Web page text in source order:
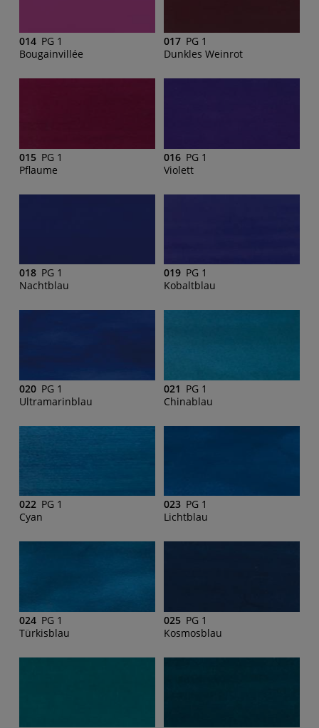
014 PG 1
Bougainvillée
017 PG 1
Dunkles Weinrot
015 PG 1
Pflaume
016 PG 1
Violett
018 PG 1
Nachtblau
019 PG 1
Kobaltblau
020 PG 1
Ultramarinblau
021 PG 1
Chinablau
022 PG 1
Cyan
023 PG 1
Lichtblau
024 PG 1
Türkisblau
025 PG 1
Kosmosblau